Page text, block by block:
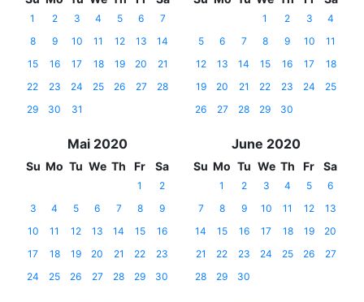
1 2 3 4 5 6
7
8
9 10 11 12 13
14
15
16 17 18 19 20
21
22
23 24 25 26 27
28
29
30 31
1 2 3
4
5
6 7 8 9 10
11
12
13 14 15 16 17
18
19
20 21 22 23 24
25
26
27 28 29 30
Mai 2020
Su Mo Tu We Th Fr Sa
1
2
3
4 5 6 7 8
9
10
11 12 13 14 15
16
17
18 19 20 21 22
23
24
25 26 27 28 29 30
June 2020
Su Mo Tu We Th Fr Sa
1 2 3 4 5
6
7
8 9 10 11 12
13
14
15 16 17 18 19
20
21
22 23 24 25 26
27
28
29 30